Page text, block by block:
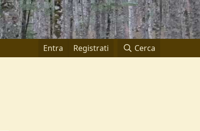
Entra Registrati Cerca